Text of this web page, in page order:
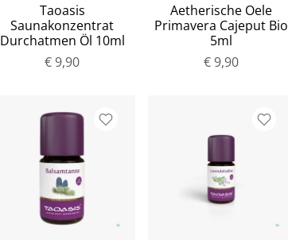
Taoasis
Saunakonzentrat
Durchatmen Öl 10ml
€ 9,90
Aetherische Oele
Primavera Cajeput Bio
5ml
€ 9,90